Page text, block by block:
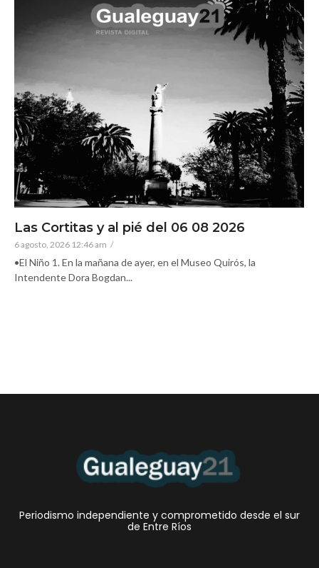
Las Cortitas y al pié del 06 08 2026
6 agosto, 2026 12:46 am /
•El Niño 1. En la mañana de ayer, en el Museo Quirós, la
Intendente Dora Bogdan...
Periodismo independiente y comprometido desde el sur
de Entre Ríos